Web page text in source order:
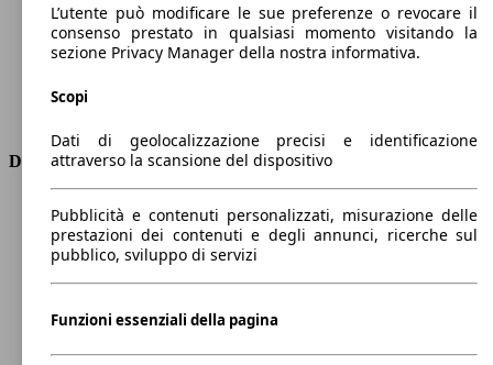
Cilindrata
999 ccm
Carburante
Benzina
Trasmissione
Dimensioni
Lunghezza
4380 mm
Altezza
1600 mm
Larghezza
1840 mm
Passo
2620 mm
Carico massimo
-
Porte
5
L’utente può modificare le sue preferenze o revocare il
consenso prestato in qualsiasi momento visitando la
sezione Privacy Manager della nostra informativa.
Scopi
Dati di geolocalizzazione precisi e identificazione
attraverso la scansione del dispositivo
Pubblicità e contenuti personalizzati, misurazione delle
prestazioni dei contenuti e degli annunci, ricerche sul
pubblico, sviluppo di servizi
Funzioni essenziali della pagina